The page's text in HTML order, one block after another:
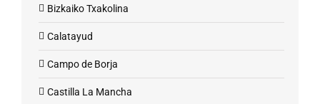
Bizkaiko Txakolina
Calatayud
Campo de Borja
Castilla La Mancha